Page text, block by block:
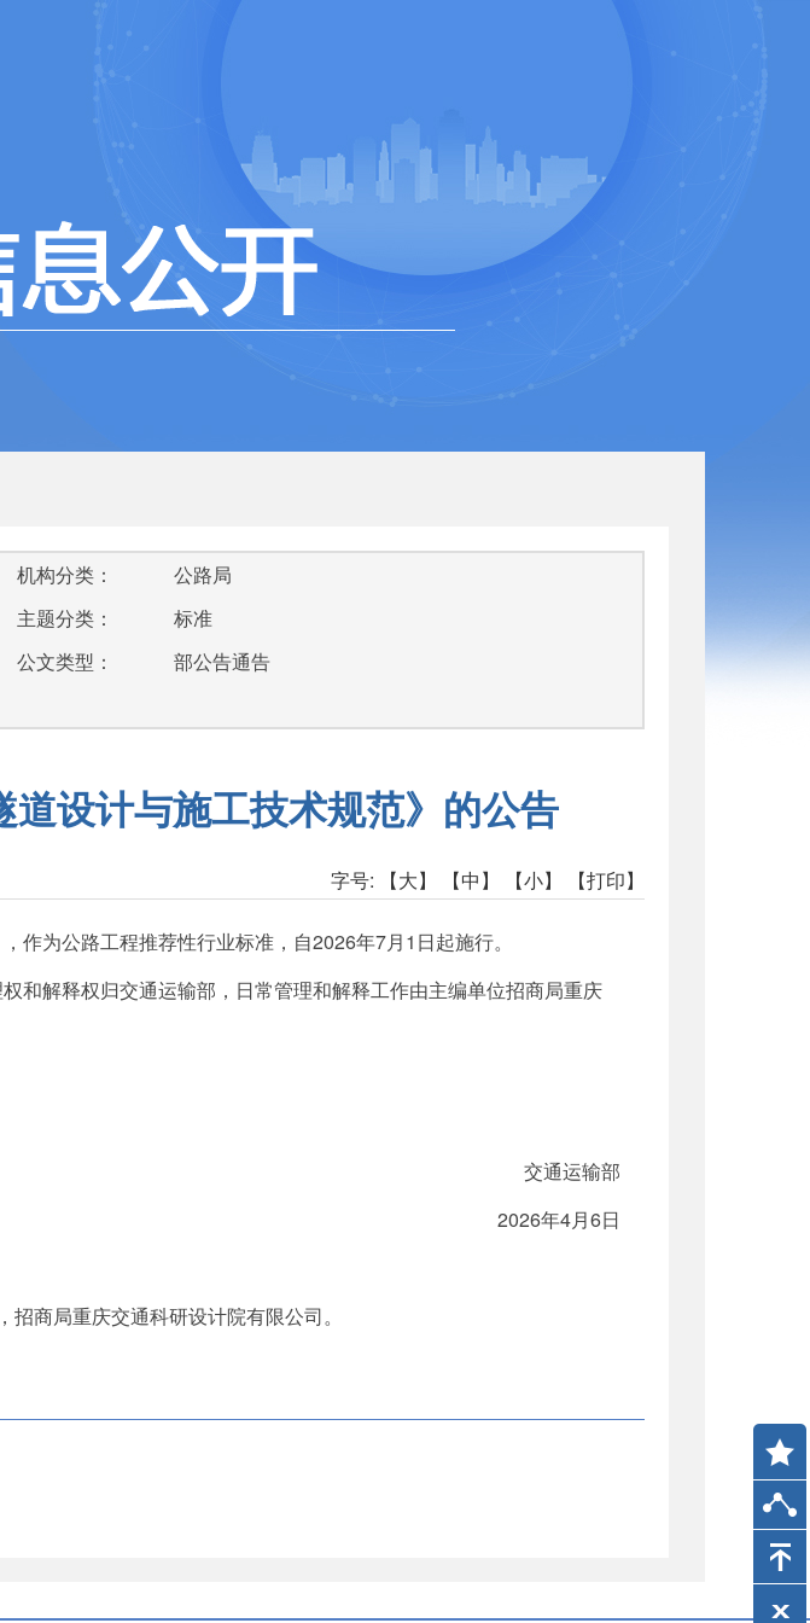
机构分类：
公路局
主题分类：
标准
公文类型：
部公告通告
设计与施工技术规范》的公告
字号: 【大】 【中】 【小】 【打印】
为公路工程推荐性行业标准，自2026年7月1日起施行。
和解释权归交通运输部，日常管理和解释工作由主编单位招商局重庆
交通运输部
2026年4月6日
商局重庆交通科研设计院有限公司。